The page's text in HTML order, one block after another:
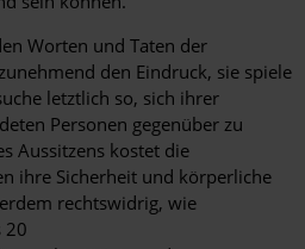
Worten und Taten der
den Eindruck, sie spiele
letztlich so, sich ihrer
Personen gegenüber zu
Aussitzens kostet die
ihre Sicherheit und körperliche
rechtswidrig, wie
20